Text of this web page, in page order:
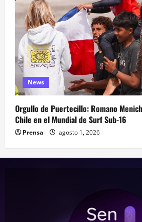
News
Orgullo de Puertecillo: Romano
Chile en el Mundial de Surf Sub-16
Prensa agosto 1, 2026